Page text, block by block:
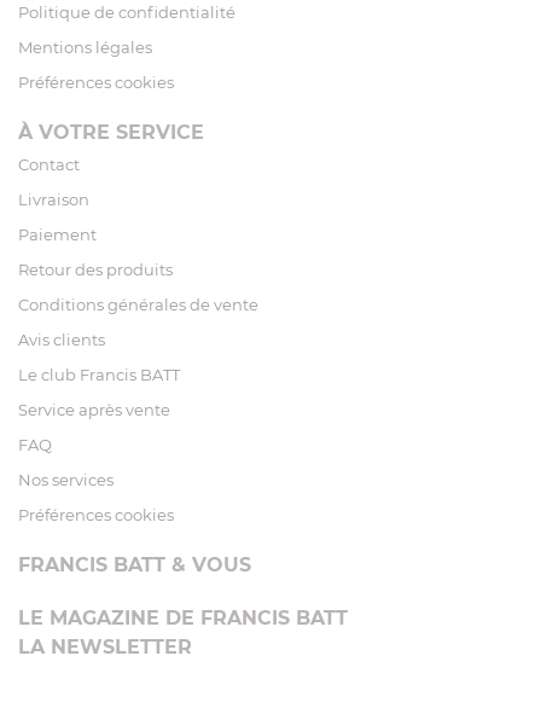
Politique de confidentialité
Mentions légales
Préférences cookies
À VOTRE SERVICE
Contact
Livraison
Paiement
Retour des produits
Conditions générales de vente
Avis clients
Le club Francis BATT
Service après vente
FAQ
Nos services
Préférences cookies
FRANCIS BATT & VOUS
LE MAGAZINE DE FRANCIS BATT
LA NEWSLETTER